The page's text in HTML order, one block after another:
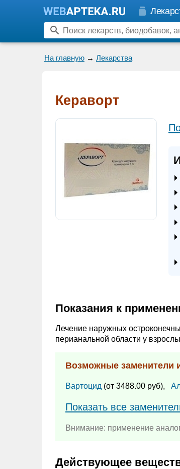
На главную → Лекарства
Кераворт
Показания к
Лечение наружных
перианальной области у
Возможные заменители
Вартоцид (от 3488.00 руб),
Показать все
Внимание: применение
Действующее